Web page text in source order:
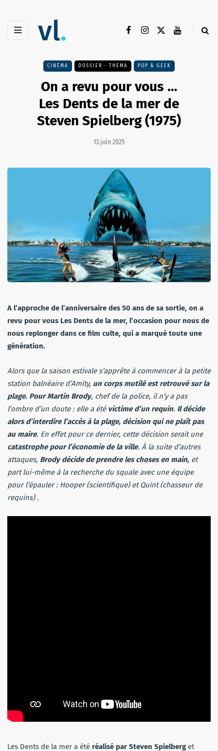
CINÉMA DOSSIER - THEMA POP & GEEK
On a revu pour vous …
Les Dents de la mer de
Steven Spielberg (1975)
13 juin 2025
A l’approche de l’anniversaire des 50 ans de sa sortie, on a
revu pour vous Les Dents de la mer, l’occasion pour nous de
nous replonger dans ce film culte, qui a marqué toute une
génération.
Alors que la saison estivale s’apprête à commencer à la petite
station balnéaire d’Amity, un corps mutilé est retrouvé sur la
plage. Pour Martin Brody, chef de la police, il n’y a pas
l’ombre d’un doute : elle a été victime d’un requin. Il décide
alors d’interdire l’accès à la plage, décision qui ne plaît pas
au maire. En effet pour ce dernier, cette décision serait une
catastrophe pour l’économie de la ville. À la suite d’autres
attaques, Brody décide de prendre les choses en main, et
part lui-même à la recherche du squale avec une équipe
pour l’épauler : Hooper (scientifique) et Quint (chasseur de
requins) .
Les Dents de la mer a été réalisé par Steven Spielberget